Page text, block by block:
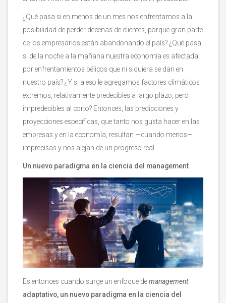
¿Qué pasa si en menos de un mes nos enfrentamos a la
posibilidad de perder decenas de clientes, porque gran parte
de los empresarios están abandonando el país? ¿Qué pasa
si de la noche a la mañana nuestra economía es afectada
por enfrentamientos bélicos que ni siquiera se dan en
nuestro país? ¿Y si a eso le agregamos factores climáticos
extremos, relativamente predecibles a largo plazo, pero
impredecibles al corto? Entonces, las predicciones y
proyecciones específicas, que tanto nos gusta hacer en las
empresas y en la economía, resultan —cuando menos—
imprecisas y nos alejan de un progreso real.
Un nuevo paradigma en la ciencia del management
Es entonces cuando surge un enfoque demanagement
adaptativo, un nuevo paradigma en la ciencia del